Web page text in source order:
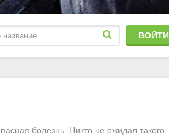
ВОЙТИ
болезнь. Никто не ожидал такого